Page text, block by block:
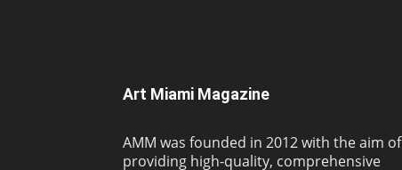
Art Miami Magazine
AMM was founded in 2012 with the aim of
providing high-quality, comprehensive